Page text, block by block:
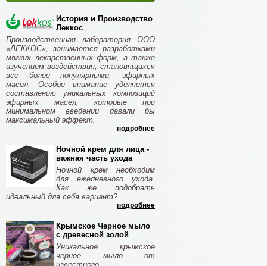
История и Производство
Леккос
Производственная лаборатория ООО
«ЛЕККОС», занимается разработками
мягких лекарственных форм, а также
изучением воздействия, становящихся
все более популярными, эфирных
масел. Особое внимание уделяется
составлению уникальных композиций
эфирных масел, которые при
минимальном введении давали бы
максимальный эффект.
подробнее
Ночной крем для лица -
важная часть ухода
Ночной крем необходим
для ежедневного ухода.
Как же подобрать
идеальный для себя вариант?
подробнее
Крымское Черное мыло
с древесной золой
Уникальное крымское
черное мыло от